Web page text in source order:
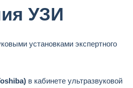
УЗИ
установками экспертного
в кабинете ультразвуковой